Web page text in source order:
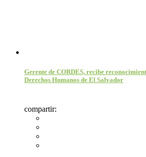
Gerente de CORDES, recibe
Derechos Humanos de El Salvador
compartir: